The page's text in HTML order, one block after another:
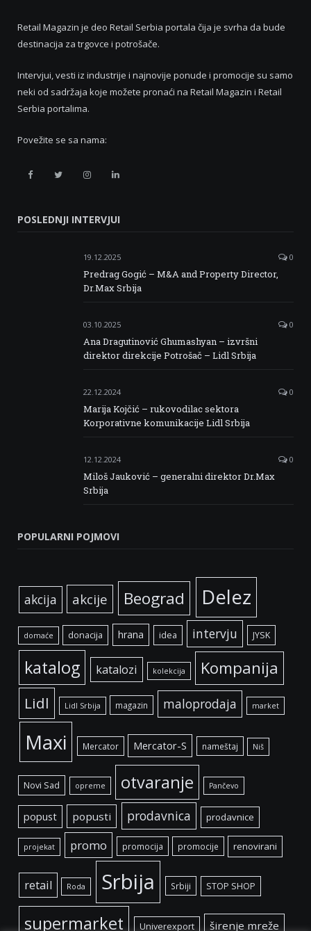
Retail Magazin je deo Retail Serbia portala čija je svrha da bude
destinacija za trgovce i potrošače.
Intervjui, vesti iz industrije i najnovije ponude i promocije su samo
neki od sadržaja koje možete pronaći na Retail Magazin i Retail
Serbia portalima.
Povežite se sa nama:
Retail
Facebook
Retail
Twitter
Retail
Instagram
Retail
Linkedin
POSLEDNJI INTERVJUI
19.12.2025 0
Predrag Gogić – M&A and Property Director,
Dr.Max Srbija
03.10.2025 0
Ana Dragutinović Ghumashyan – izvršni
direktor direkcije Potrošač – Lidl Srbija
22.12.2024 0
Marija Kojčić – rukovodilac sektora
Korporativne komunikacije Lidl Srbija
12.12.2024 0
Miloš Jauković – generalni direktor Dr.Max
Srbija
POPULARNI POJMOVI
akcija akcije Beograd Delez
domaće donacija hrana idea intervju JYSK
katalog katalozi kolekcija Kompanija
Lidl Lidl Srbija magazin maloprodaja market
Maxi Mercator Mercator-S nameštaj Niš
Novi Sad opreme otvaranje Pančevo
popust popusti prodavnica prodavnice
projekat promo promocija promocije renovirani
retail Roda Srbija Srbiji STOP SHOP
supermarket Univerexport širenje mreže